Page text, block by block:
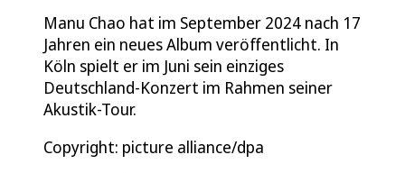
Manu Chao hat im September 2024 nach 17
Jahren ein neues Album veröffentlicht. In
Köln spielt er im Juni sein einziges
Deutschland-Konzert im Rahmen seiner
Akustik-Tour.
Copyright: picture alliance/dpa